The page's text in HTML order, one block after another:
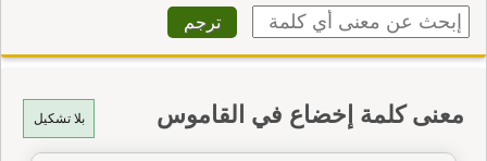
بلا تشكيل معنى كلمة إخضاع في القاموس